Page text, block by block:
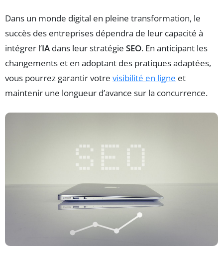
Dans un monde digital en pleine transformation, le
succès des entreprises dépendra de leur capacité à
intégrer l’IA dans leur stratégie SEO. En anticipant les
changements et en adoptant des pratiques adaptées,
vous pourrez garantir votre visibilité en ligne et
maintenir une longueur d’avance sur la concurrence.